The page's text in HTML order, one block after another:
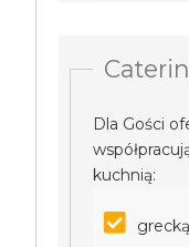
Dla Gości
kuchnią:
grecką